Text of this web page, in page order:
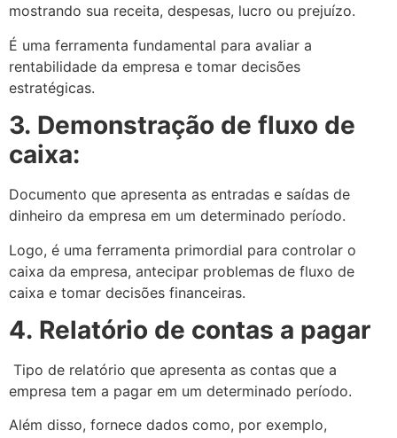
mostrando sua receita, despesas, lucro ou prejuízo.
É uma ferramenta fundamental para avaliar a
rentabilidade da empresa e tomar decisões
estratégicas.
3. Demonstração de fluxo de
caixa:
Documento que apresenta as entradas e saídas de
dinheiro da empresa em um determinado período.
Logo, é uma ferramenta primordial para controlar o
caixa da empresa, antecipar problemas de fluxo de
caixa e tomar decisões financeiras.
4. Relatório de contas a pagar
Tipo de relatório que apresenta as contas que a
empresa tem a pagar em um determinado período.
Além disso, fornece dados como, por exemplo,